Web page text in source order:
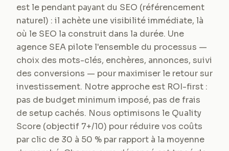
est le pendant payant du SEO (référencement
naturel) : il achète une visibilité immédiate, là
où le SEO la construit dans la durée. Une
agence SEA pilote l'ensemble du processus —
choix des mots-clés, enchères, annonces, suivi
des conversions — pour maximiser le retour sur
investissement. Notre approche est ROI-first :
pas de budget minimum imposé, pas de frais
de setup cachés. Nous optimisons le Quality
Score (objectif 7+/10) pour réduire vos coûts
par clic de 30 à 50 % par rapport à la moyenne